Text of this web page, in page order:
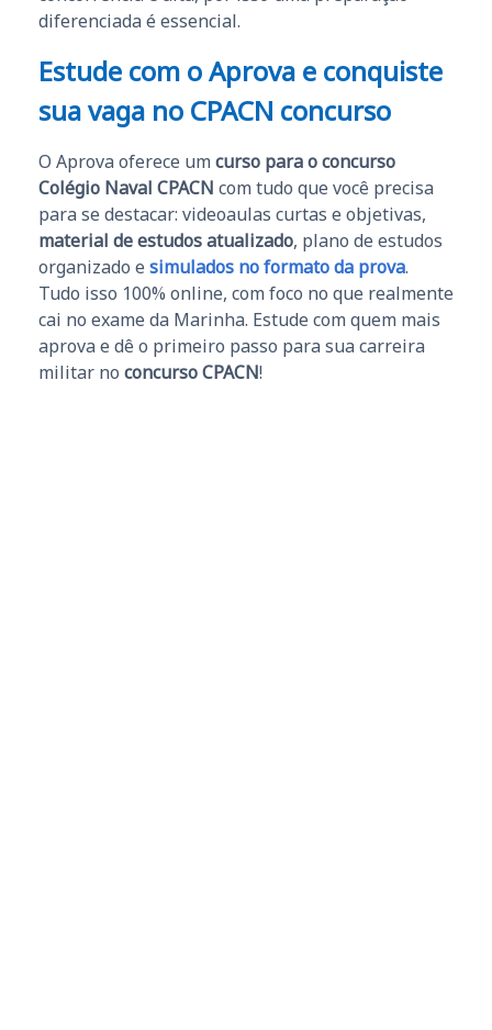
diferenciada é essencial.
Estude com o Aprova e conquiste
sua vaga no CPACN concurso
O Aprova oferece um curso para o concurso
Colégio Naval CPACN com tudo que você precisa
para se destacar: videoaulas curtas e objetivas,
material de estudos atualizado, plano de estudos
organizado e simulados no formato da prova.
Tudo isso 100% online, com foco no que realmente
cai no exame da Marinha. Estude com quem mais
aprova e dê o primeiro passo para sua carreira
militar no concurso CPACN!